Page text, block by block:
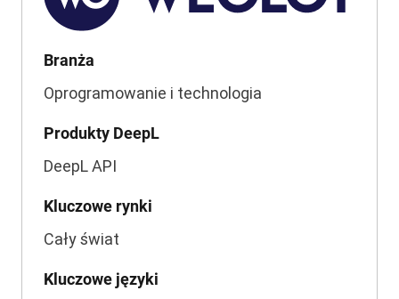
Branża
Oprogramowanie i technologia
Produkty DeepL
DeepL API
Kluczowe rynki
Cały świat
Kluczowe języki